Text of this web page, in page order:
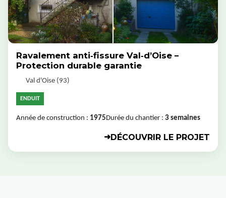
Ravalement anti‑fissure Val‑d’Oise –
Protection durable garantie
Val d'Oise (93)
ENDUIT
Année de construction : 1975Durée du chantier : 3 semaines
➜DÉCOUVRIR LE PROJET